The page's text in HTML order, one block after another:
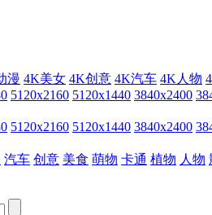
漫 4K美女 4K创意 4K汽车 4K人物
5120x2160 5120x1440 3840x2400
5120x2160 5120x1440 3840x2400
汽车 创意 美食 萌物 卡通 植物 人物